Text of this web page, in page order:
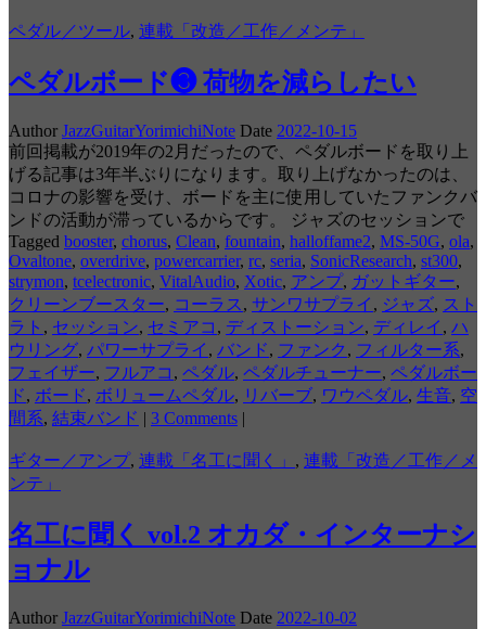
ペダル／ツール, 連載「改造／工作／メンテ」
ペダルボード❸ 荷物を減らしたい
Author JazzGuitarYorimichiNote Date 2022-10-15
前回掲載が2019年の2月だったので、ペダルボードを取り上
げる記事は3年半ぶりになります。取り上げなかったのは、
コロナの影響を受け、ボードを主に使用していたファンクバ
ンドの活動が滞っているからです。 ジャズのセッションで
Tagged booster, chorus, Clean, fountain, halloffame2, MS-50G, ola,
Ovaltone, overdrive, powercarrier, rc, seria, SonicResearch, st300,
strymon, tcelectronic, VitalAudio, Xotic, アンプ, ガットギター,
クリーンブースター, コーラス , サンワサプライ , ジャズ, スト
ラト , セッション, セミアコ , ディストーション, ディレイ , ハ
ウリング, パワーサプライ , バンド, ファンク , フィルター系,
フェイザー, フルアコ , ペダル, ペダルチューナー, ペダルボー
ド, ボード, ボリュームペダル, リバーブ, ワウペダル, 生音, 空
間系, 結束バンド | 3 Comments |
ギター／アンプ, 連載「名工に聞く」 , 連載「改造／工作／メ
ンテ」
名工に聞く vol.2 オカダ・インターナシ
ョナル
Author JazzGuitarYorimichiNote Date 2022-10-02